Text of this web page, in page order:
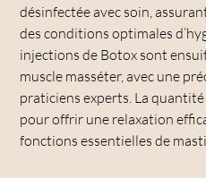
désinfectée avec soin,
des conditions optimales
injections de Botox sont
muscle masséter, avec une
praticiens experts. La
pour offrir une relaxation
fonctions essentielles de